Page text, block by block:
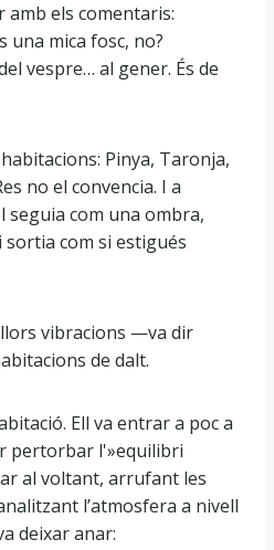
amb els comentaris:
mica fosc, no?
vespre… al gener. És de
Pinya, Taronja,
no el convencia. I a
seguia com una ombra,
com si estigués
vibracions —va dir
de dalt.
Ell va entrar a poc a
pertorbar l'»equilibri
al voltant, arrufant les
l’atmosfera a nivell
deixar anar: